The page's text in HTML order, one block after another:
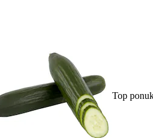
Top